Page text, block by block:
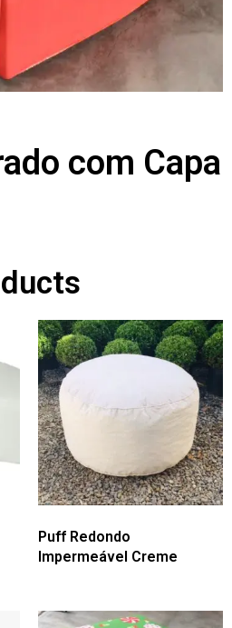
com Capa
Puff Redondo
Impermeável Creme